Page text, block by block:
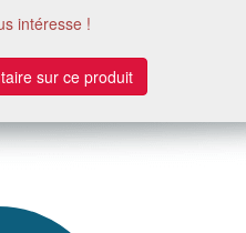
intéresse !
sur ce produit